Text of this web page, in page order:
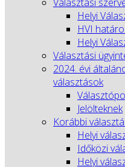
Helyi
HVI
Helyi
Választási
2024. évi
választások
Jelölteknek
Korábbi
Helyi
Időközi
Helyi